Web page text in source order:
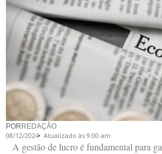
POR REDAÇÃO
08/12/2024 Atualizado às 9:00 am
A gestão de lucro é fundamental para